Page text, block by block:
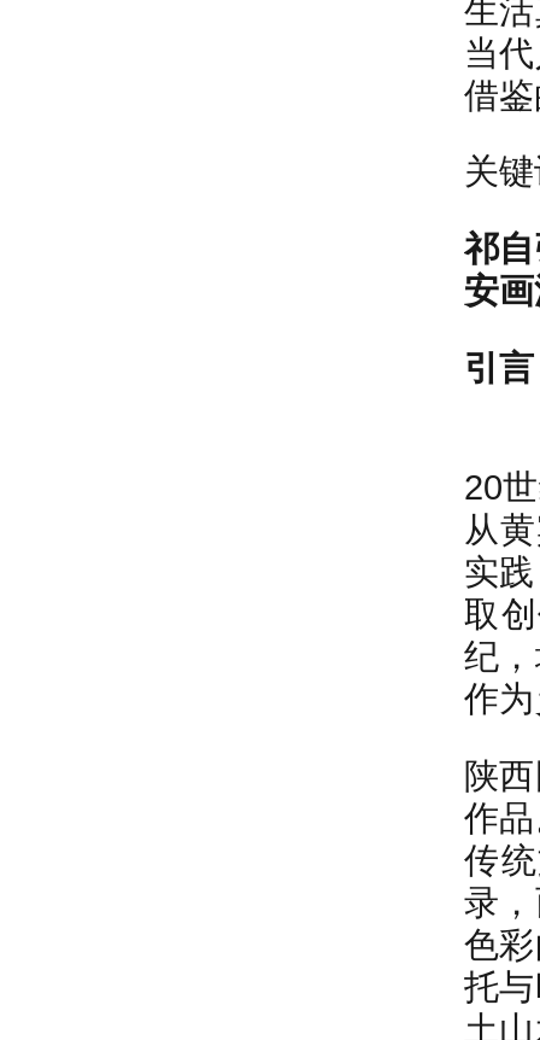
生
当
借
关
祁
安
引
20
从
实
取
纪
作
陕
作
传
录
色
托
土